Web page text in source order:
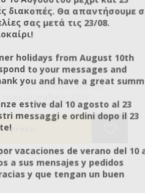
LAMP 220V
the lens to better see the
•
διακοπές. Θα απαντήσουμε
σας μετά τις 23/08.
holidays from August 10th
to your messages and
you and have a great
estive dal 10 agosto al 23
messaggi e ordini dopo il 23
vacaciones de verano del 10
a sus mensajes y pedidos
y que tengan un buen